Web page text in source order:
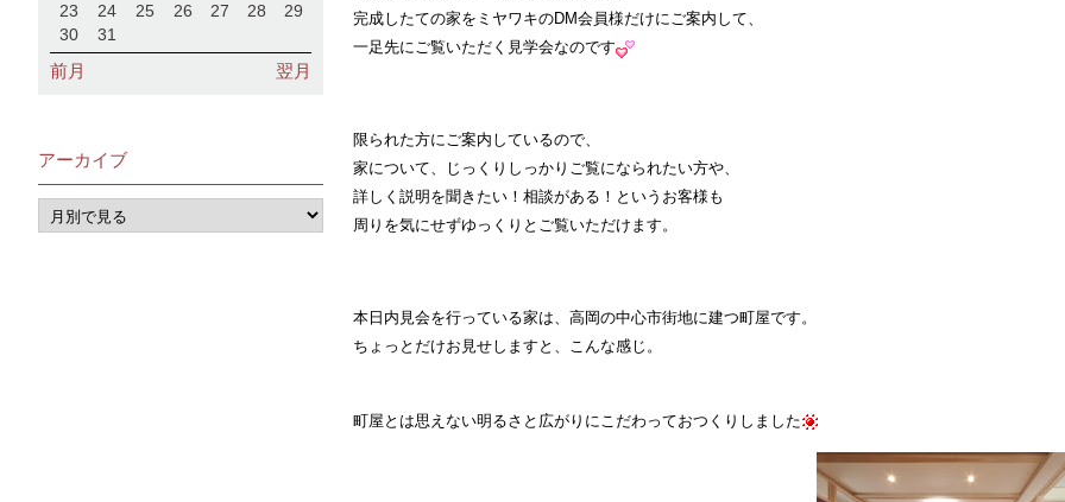
完成したての家をミヤワキのDM会員様だけにご案内して、
一足先にご覧いただく見学会なのです
限られた方にご案内しているので、
家について、じっくりしっかりご覧になられたい方や、
詳しく説明を聞きたい！相談がある！というお客様も
周りを気にせずゆっくりとご覧いただけます。
本日内見会を行っている家は、高岡の中心市街地に建つ町屋です。
ちょっとだけお見せしますと、こんな感じ。
町屋とは思えない明るさと広がりにこだわっておつくりしました
23
24 25 26 27 28
29
30
31
前月 翌月
アーカイブ